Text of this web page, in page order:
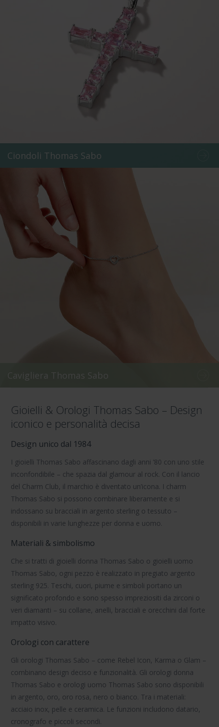
Ciondoli Thomas Sabo
Cavigliera Thomas Sabo
Gioielli & Orologi Thomas Sabo – Design
iconico e personalità decisa
Design unico dal 1984
I gioielli Thomas Sabo affascinano dagli anni ’80 con uno stile
inconfondibile – che spazia dal glamour al rock. Con il lancio
del Charm Club, il marchio è diventato un’icona. I charm
Thomas Sabo si possono combinare liberamente e si
indossano su bracciali in argento sterling o tessuto –
disponibili in varie lunghezze per donna e uomo.
Materiali & simbolismo
Che si tratti di gioielli donna Thomas Sabo o gioielli uomo
Thomas Sabo, ogni pezzo è realizzato in pregiato argento
sterling 925. Teschi, cuori, piume e simboli portano un
significato profondo e sono spesso impreziositi da zirconi o
veri diamanti – su collane, anelli, bracciali e orecchini dal forte
impatto visivo.
Orologi con carattere
Gli orologi Thomas Sabo – come Rebel Icon, Karma o Glam –
combinano design deciso e funzionalità. Gli orologi donna
Thomas Sabo e orologi uomo Thomas Sabo sono disponibili
in argento, oro, oro rosa, nero o bianco. Tra i materiali:
acciaio inox, pelle e ceramica. Le funzioni includono datario,
cronografo e piccoli secondi.